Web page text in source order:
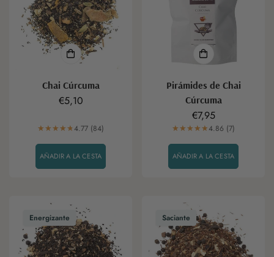
Chai Cúrcuma
Precio
€5,10
4.77 (84)
AÑADIR A LA CESTA
Pirámides de Chai
Cúrcuma
Precio
regular
€7,95
4.86 (7)
AÑADIR A LA CESTA
Energizante Saciante